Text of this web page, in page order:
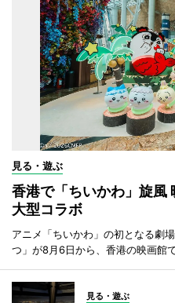
見る・遊ぶ
香港で「ちいかわ」旋風
大型コラボ
アニメ「ちいかわ」の初となる劇
つ」が8月6日から、香港の映画館
見る・遊ぶ